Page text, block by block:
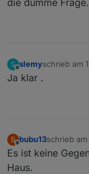
S
Offline
slemyschrieb am
zuletzt
Ja klar .
B
Offline
bubu13schrieb am
zuletzt
Es ist keine
Haus.